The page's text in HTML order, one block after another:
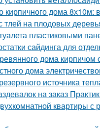
кирпичного дома 8х10м:
тлей на плодовых
пластиковыми
сайдинга для
дома
дома
источника
на заказ
квартиры